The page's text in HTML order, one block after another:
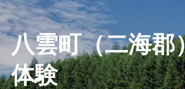
八雲町（二海
体験